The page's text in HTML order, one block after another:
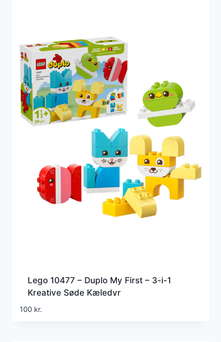
Lego 10477 – Duplo My First – 3-i-1
Kreative Søde Kæledyr
100 kr.